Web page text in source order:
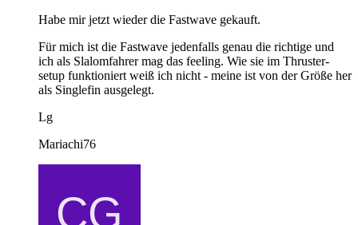
Habe mir jetzt wieder die Fastwave gekauft.
Für mich ist die Fastwave jedenfalls genau die richtige und
ich als Slalomfahrer mag das feeling. Wie sie im Thruster-
setup funktioniert weiß ich nicht - meine ist von der Größe her
als Singlefin ausgelegt.
Lg
Mariachi76